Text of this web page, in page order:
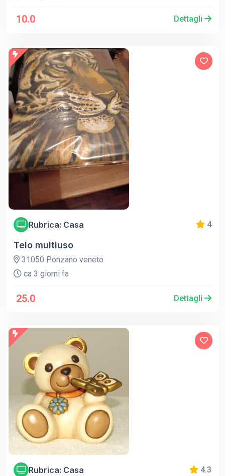
10.0 Dettagli
Rubrica: Casa 4
Telo multiuso
31050 Ponzano veneto
ca 3 giorni fa
25.0 Dettagli
Rubrica: Casa 4.3